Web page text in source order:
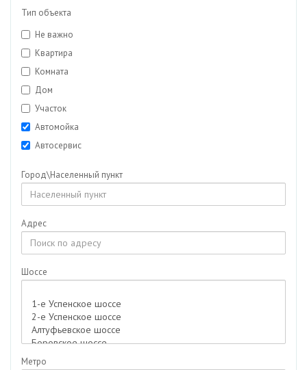
Тип объекта
Не важно
Квартира
Комната
Дом
Участок
Автомойка
Автосервис
Гараж/Машиноместо
Гостиничный комплекс
Дача
Дуплекс
Кафе
Коттедж
Мед. центр
Недвижимость для бизнеса
Отдельно стоящее здание
Город\Населенный пункт
Адрес
Шоссе
Метро